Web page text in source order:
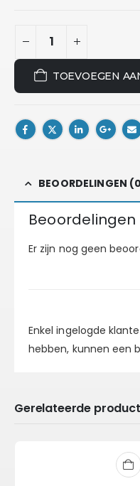
TOEVOEGEN
BEOORDELINGEN
Beoordelingen
Er zijn nog geen
Enkel ingelogde
hebben, kunnen een
Gerelateerde